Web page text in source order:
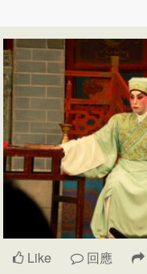
Like 回應